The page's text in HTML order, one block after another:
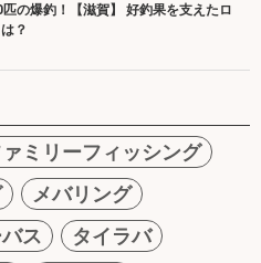
の爆釣！【滋賀】 好釣果を支えたロ
？
ァミリーフィッシング
メバリング
ス
タイラバ